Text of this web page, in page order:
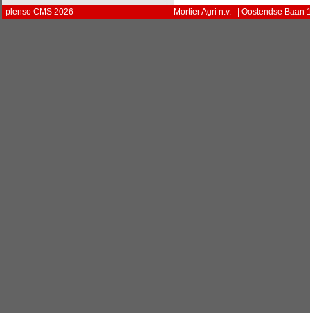
plenso CMS 2026 Mortier Agri n.v. | Oostendse